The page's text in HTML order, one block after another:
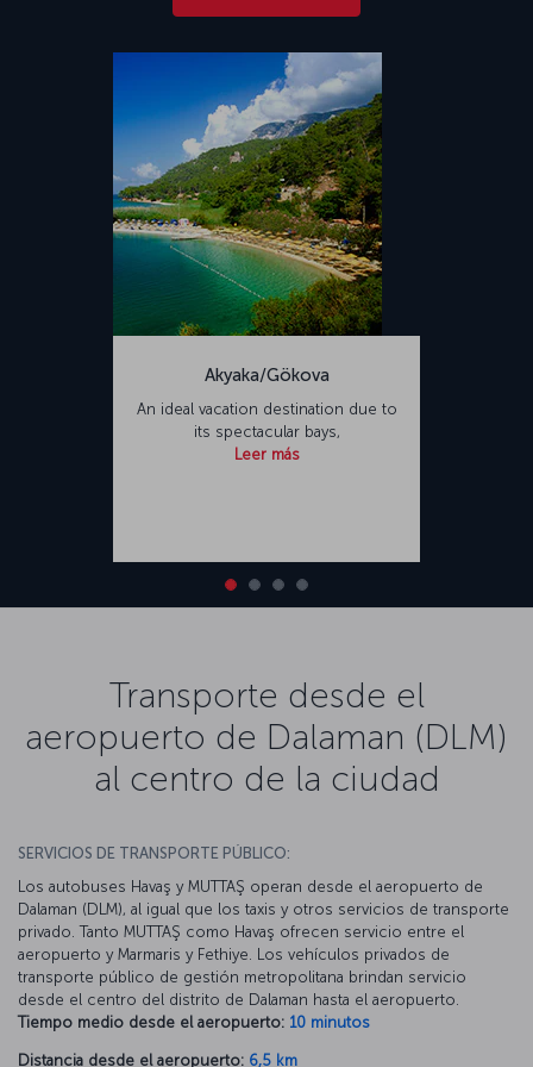
Akyaka/Gökova
An ideal vacation destination due to
its spectacular bays,
Leer más
Transporte desde el
aeropuerto de Dalaman (DLM)
al centro de la ciudad
SERVICIOS DE TRANSPORTE PÚBLICO:
Los autobuses Havaş y MUTTAŞ operan desde el aeropuerto de
Dalaman (DLM), al igual que los taxis y otros servicios de transporte
privado. Tanto MUTTAŞ como Havaş ofrecen servicio entre el
aeropuerto y Marmaris y Fethiye. Los vehículos privados de
transporte público de gestión metropolitana brindan servicio
desde el centro del distrito de Dalaman hasta el aeropuerto.
Tiempo medio desde el aeropuerto: 10 minutos
Distancia desde el aeropuerto: 6,5 km